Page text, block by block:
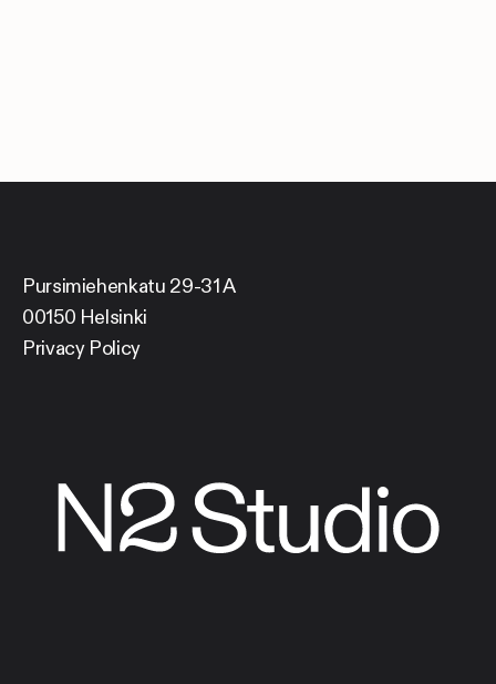
Pursimiehenkatu 29-31 A
00150 Helsinki
Privacy Policy